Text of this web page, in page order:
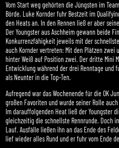
Vom Start weg gehörten die Jüngsten im
Börde. Luke Kornder fuhr Bestzeit im
den Heats an. In den Rennen ließ er aber
Der Youngster aus Aschheim gewann beide
Konkurrenzfähigkeit jeweils mit der
auch Kornder vertreten: Mit den Plätzen
hinter Weiß auf Position zwei. Der dritte Mini
Entwicklung während der drei Renntage und
als Neunter in die Top-Ten.
Aufregend war das Wochenende für die OK
großen Favoriten und wurde seiner Rolle
Im darauffolgenden Heat ließ der Youngster
gleichzeitig die schnellste Rennrunde. Doch
Lauf. Ausfälle ließen ihn an das Ende des
lief wieder alles Rund und er fuhr vom Ende